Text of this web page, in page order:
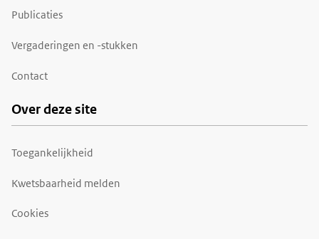
Publicaties
Vergaderingen en -stukken
Contact
Over deze site
Toegankelijkheid
Kwetsbaarheid melden
Cookies